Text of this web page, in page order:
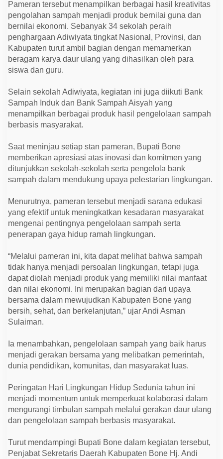
l
n
g
a
m
a
B
o
n
e
Pameran tersebut menampilkan berbagai hasil kreativitas
pengolahan sampah menjadi produk bernilai guna dan
bernilai ekonomi. Sebanyak 34 sekolah peraih
penghargaan Adiwiyata tingkat Nasional, Provinsi, dan
Kabupaten turut ambil bagian dengan memamerkan
beragam karya daur ulang yang dihasilkan oleh para
siswa dan guru.
Selain sekolah Adiwiyata, kegiatan ini juga diikuti Bank
Sampah Induk dan Bank Sampah Aisyah yang
menampilkan berbagai produk hasil pengelolaan sampah
berbasis masyarakat.
Saat meninjau setiap stan pameran, Bupati Bone
memberikan apresiasi atas inovasi dan komitmen yang
ditunjukkan sekolah-sekolah serta pengelola bank
sampah dalam mendukung upaya pelestarian lingkungan.
Menurutnya, pameran tersebut menjadi sarana edukasi
yang efektif untuk meningkatkan kesadaran masyarakat
mengenai pentingnya pengelolaan sampah serta
penerapan gaya hidup ramah lingkungan.
“Melalui pameran ini, kita dapat melihat bahwa sampah
tidak hanya menjadi persoalan lingkungan, tetapi juga
dapat diolah menjadi produk yang memiliki nilai manfaat
dan nilai ekonomi. Ini merupakan bagian dari upaya
bersama dalam mewujudkan Kabupaten Bone yang
bersih, sehat, dan berkelanjutan,” ujar Andi Asman
Sulaiman.
Ia menambahkan, pengelolaan sampah yang baik harus
menjadi gerakan bersama yang melibatkan pemerintah,
dunia pendidikan, komunitas, dan masyarakat luas.
Peringatan Hari Lingkungan Hidup Sedunia tahun ini
menjadi momentum untuk memperkuat kolaborasi dalam
mengurangi timbulan sampah melalui gerakan daur ulang
dan pengelolaan sampah berbasis masyarakat.
Turut mendampingi Bupati Bone dalam kegiatan tersebut,
Penjabat Sekretaris Daerah Kabupaten Bone Hj. Andi